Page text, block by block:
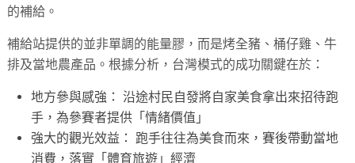
的補給。
補給站提供的並非單調的能量膠，而是烤全豬、桶仔雞、牛
排及當地農產品。根據分析，台灣模式的成功關鍵在於：
地方參與感強： 沿途村民自發將自家美食拿出來招待跑
手，為參賽者提供「情緒價值」
強大的觀光效益： 跑手往往為美食而來，賽後帶動當地
消費，落實「體育旅遊」經濟